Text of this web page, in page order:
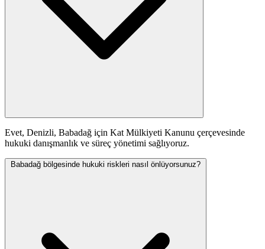
Evet, Denizli, Babadağ için Kat Mülkiyeti Kanunu çerçevesinde
hukuki danışmanlık ve süreç yönetimi sağlıyoruz.
Babadağ bölgesinde hukuki riskleri nasıl önlüyorsunuz?